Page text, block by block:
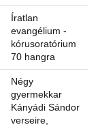
Íratlan
evangélium -
kórusoratórium
70 hangra
Négy
gyermekkar
Kányádi Sándor
verseire,